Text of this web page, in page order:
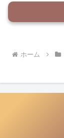
ホーム